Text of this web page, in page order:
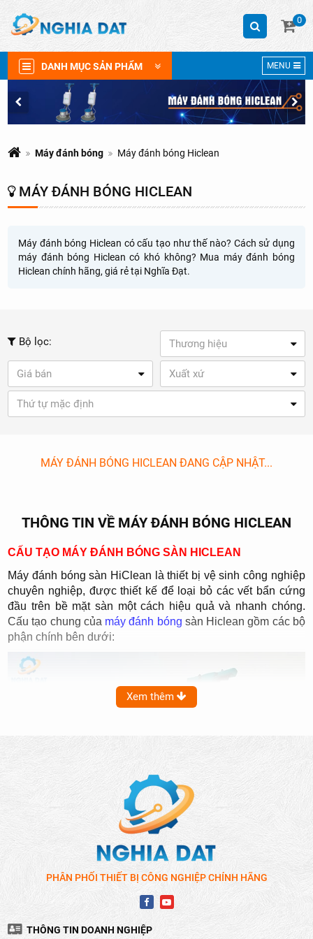
0
DANH MỤC SẢN PHẨM MENU
Máy đánh bóng Máy đánh bóng Hiclean
MÁY ĐÁNH BÓNG HICLEAN
Máy đánh bóng Hiclean có cấu tạo như thế nào? Cách sử dụng
máy đánh bóng Hiclean có khó không? Mua máy đánh bóng
Hiclean chính hãng, giá rẻ tại Nghĩa Đạt.
Bộ lọc: Thương hiệu
Giá bán Xuất xứ
Thứ tự mặc định
MÁY ĐÁNH BÓNG HICLEAN ĐANG CẬP NHẬT...
THÔNG TIN VỀ MÁY ĐÁNH BÓNG HICLEAN
CẤU TẠO MÁY ĐÁNH BÓNG SÀN HICLEAN
Máy đánh bóng sàn HiClean là thiết bị vệ sinh công nghiệp
chuyên nghiệp, được thiết kế để loại bỏ các vết bẩn cứng
đầu trên bề mặt sàn một cách hiệu quả và nhanh chóng.
Cấu tạo chung của máy đánh bóng sàn Hiclean gồm các bộ
phận chính bên dưới:
Xem thêm
PHÂN PHỐI THIẾT BỊ CÔNG NGHIỆP CHÍNH HÃNG
THÔNG TIN DOANH NGHIỆP